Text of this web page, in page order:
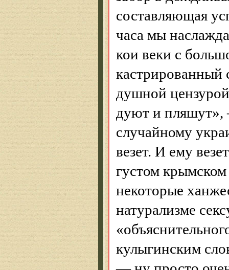
составляющая
часа мы
кои веки с
кастрированный
душной
дуют и пляшут»,
случайному
везет. И ему
густом
некоторые
натурализме
кулыгинским